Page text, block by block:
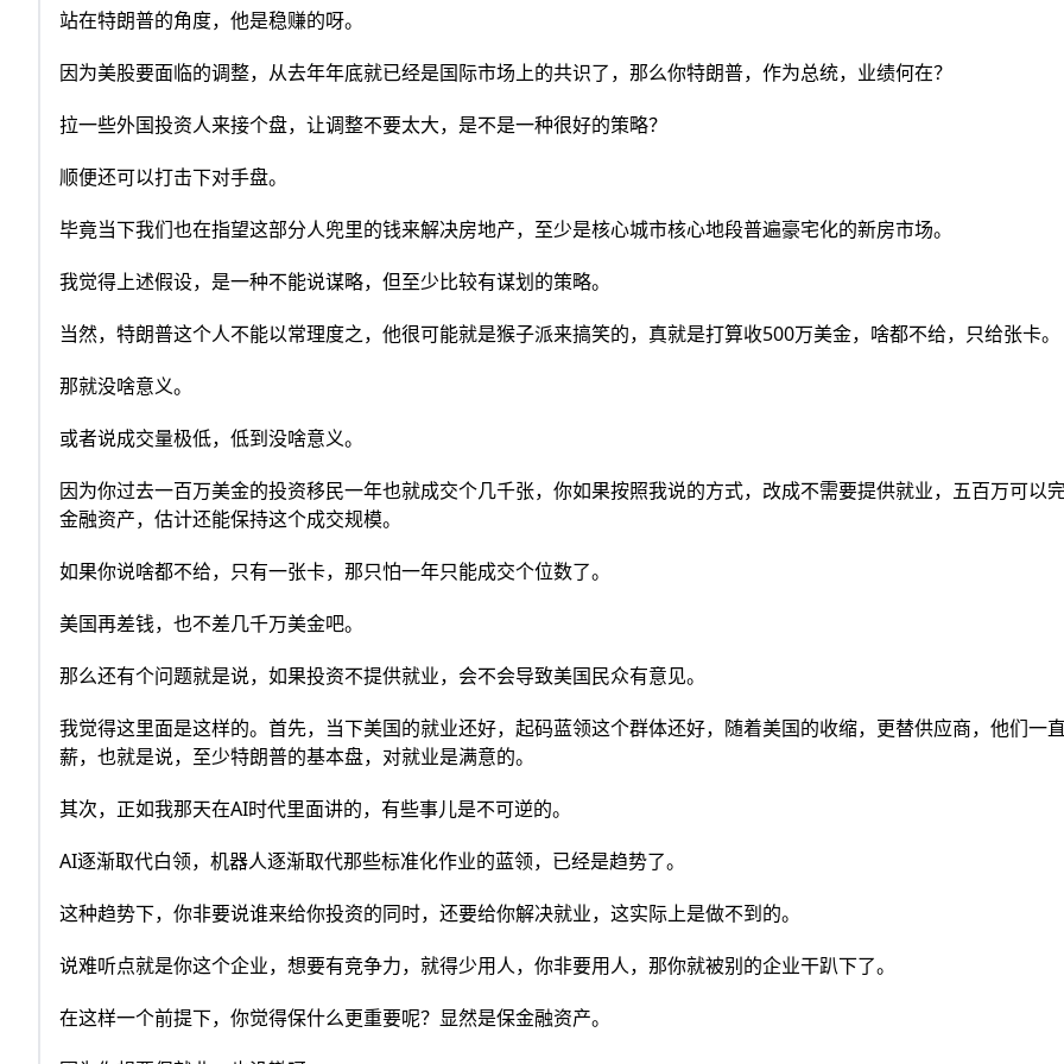
站在特朗普的角度，他是稳赚的呀。
因为美股要面临的调整，从去年年底就已经是国际市场上的共识了，那么你特朗普，作为总统，业绩何在？
拉一些外国投资人来接个盘，让调整不要太大，是不是一种很好的策略？
顺便还可以打击下对手盘。
毕竟当下我们也在指望这部分人兜里的钱来解决房地产，至少是核心城市核心地段普遍豪宅化的新房市场。
我觉得上述假设，是一种不能说谋略，但至少比较有谋划的策略。
当然，特朗普这个人不能以常理度之，他很可能就是猴子派来搞笑的，真就是打算收500万美金，啥都不给，只给张卡。
那就没啥意义。
或者说成交量极低，低到没啥意义。
因为你过去一百万美金的投资移民一年也就成交个几千张，你如果按照我说的方式，改成不需要提供就业，五百万可以
金融资产，估计还能保持这个成交规模。
如果你说啥都不给，只有一张卡，那只怕一年只能成交个位数了。
美国再差钱，也不差几千万美金吧。
那么还有个问题就是说，如果投资不提供就业，会不会导致美国民众有意见。
我觉得这里面是这样的。首先，当下美国的就业还好，起码蓝领这个群体还好，随着美国的收缩，更替供应商，他们一
薪，也就是说，至少特朗普的基本盘，对就业是满意的。
其次，正如我那天在AI时代里面讲的，有些事儿是不可逆的。
AI逐渐取代白领，机器人逐渐取代那些标准化作业的蓝领，已经是趋势了。
这种趋势下，你非要说谁来给你投资的同时，还要给你解决就业，这实际上是做不到的。
说难听点就是你这个企业，想要有竞争力，就得少用人，你非要用人，那你就被别的企业干趴下了。
在这样一个前提下，你觉得保什么更重要呢？显然是保金融资产。